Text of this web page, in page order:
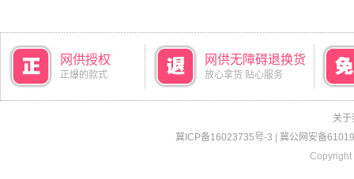
网供授权
正爆的款式
网供无障碍退换货
放心拿货 贴心服务
关于
冀ICP备16023735号-3
冀公网安备